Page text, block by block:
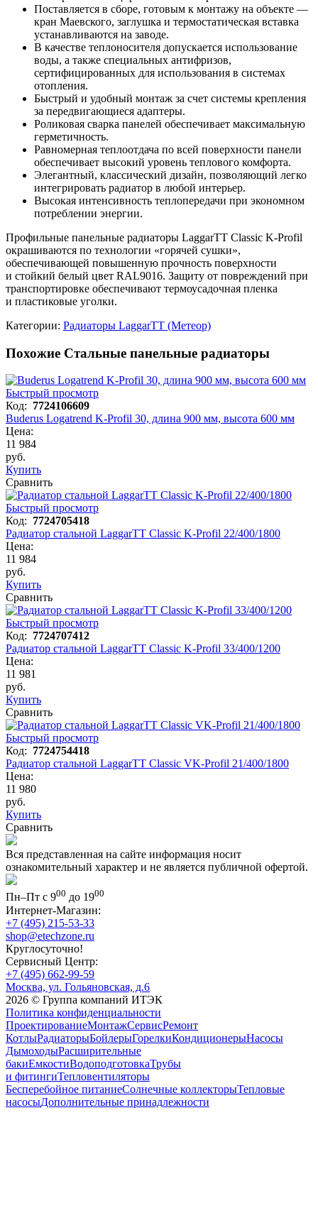
Поставляется в сборе, готовым к монтажу на объекте —
кран Маевского, заглушка и термостатическая вставка
устанавливаются на заводе.
В качестве теплоносителя допускается использование
воды, а также специальных антифризов,
сертифицированных для использования в системах
отопления.
Быстрый и удобный монтаж за счет системы крепления
за передвигающиеся адаптеры.
Роликовая сварка панелей обеспечивает максимальную
герметичность.
Равномерная теплоотдача по всей поверхности панели
обеспечивает высокий уровень теплового комфорта.
Элегантный, классический дизайн, позволяющий легко
интегрировать радиатор в любой интерьер.
Высокая интенсивность теплопередачи при экономном
потреблении энергии.
Профильные панельные радиаторы LaggarTT Classic K-Profil
окрашиваются по технологии «горячей сушки»,
обеспечивающей повышенную прочность поверхности
и стойкий белый цвет RAL9016. Защиту от повреждений при
транспортировке обеспечивают термоусадочная пленка
и пластиковые уголки.
Категории: Радиаторы LaggarTT (Метеор)
Похожие Стальные панельные радиаторы
Быстрый просмотр
Код: 7724106609
Buderus Logatrend K-Profil 30, длина 900 мм, высота 600 мм
Цена:
11 984
руб.
Купить
Сравнить
Быстрый просмотр
Код: 7724705418
Радиатор стальной LaggarTT Classic K-Profil 22/400/1800
Цена:
11 984
руб.
Купить
Сравнить
Быстрый просмотр
Код: 7724707412
Радиатор стальной LaggarTT Classic K-Profil 33/400/1200
Цена:
11 981
руб.
Купить
Сравнить
Быстрый просмотр
Код: 7724754418
Радиатор стальной LaggarTT Classic VK-Profil 21/400/1800
Цена:
11 980
руб.
Купить
Сравнить
Вся представленная на сайте информация носит
ознакомительный характер и не является публичной офертой.
Пн–Пт с 900 до 1900
Интернет-Магазин:
+7 (495) 215-53-33
shop@etechzone.ru
Круглосуточно!
Сервисный Центр:
+7 (495) 662-99-59
Москва, ул. Гольяновская, д.6
2026 © Группа компаний ИТЭК
Политика конфиденциальности
ПроектированиеМонтажСервисРемонт
КотлыРадиаторыБойлерыГорелкиКондиционерыНасосы
ДымоходыРасширительные
бакиЕмкостиВодоподготовкаТрубы
и фитингиТепловентиляторы
Бесперебойное питаниеСолнечные коллекторыТепловые
насосыДополнительные принадлежности